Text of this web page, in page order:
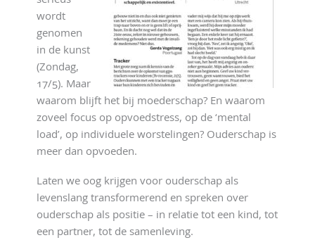
wordt
genomen
in de kunst
(Zondag,
17/5). Maar
waarom blijft het bij moederschap? En waarom
zoveel focus op opvoedstress, op de ‘mental
load’, op individuele worstelingen? Ouderschap is
meer dan opvoeden.
Laten we oog krijgen voor ouderschap als
levenslang transformerend en spreken over
ouderschap als positie – in relatie tot een kind, tot
een partner, tot de samenleving.